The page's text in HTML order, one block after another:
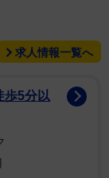
求人情報一覧へ
歩5分以